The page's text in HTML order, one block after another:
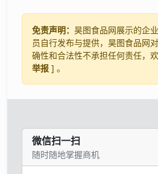
免责声明： 昊图食品网展示的企
员自行发布与提供，昊图食品网
确性和合法性不承担任何责任，
举报 ] 。
微信扫一扫
随时随地掌握商机